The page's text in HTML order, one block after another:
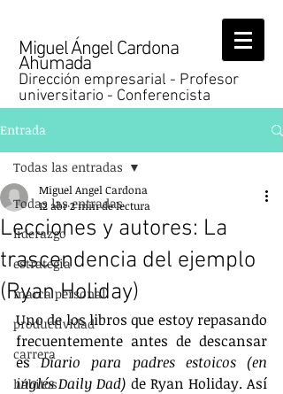
Miguel Ángel Cardona
Ahumada
Dirección empresarial - Profesor
universitario - Conferencista
Entrada
Todas las entradas
liderazgo
estrategia
marca personal
productividad
carrera
hábitos
Todas las entradas
Lecciones y autores: La
trascendencia del ejemplo
(Ryan Holiday)
Miguel Angel Cardona
12 abr2 min de lectura
Uno de los libros que estoy repasando
frecuentemente antes de descansar
es Diario para padres estoicos (en
inglés Daily Dad) de Ryan Holiday. Así